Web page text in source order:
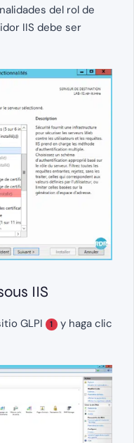
del rol de
IIS debe ser
IIS
GLPI 1 y haga clic